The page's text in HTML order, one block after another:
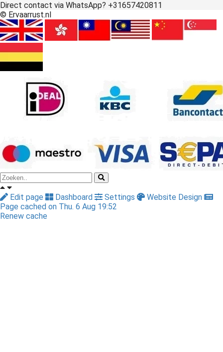
Direct contact via WhatsApp? +31657420811
© Ervaarrust.nl
Edit page Dashboard Settings
Website Design
Page cached on Thu. 6 Aug 19:52
Renew cache